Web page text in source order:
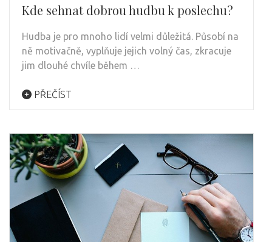
Kde sehnat dobrou hudbu k poslechu?
Hudba je pro mnoho lidí velmi důležitá. Působí na
ně motivačně, vyplňuje jejich volný čas, zkracuje
jim dlouhé chvíle během …
PŘEČÍST